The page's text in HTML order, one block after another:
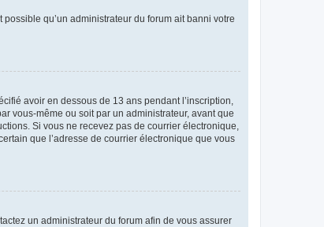
qu’un administrateur du forum ait banni votre
avoir en dessous de 13 ans pendant l’inscription,
vous-même ou soit par un administrateur, avant que
Si vous ne recevez pas de courrier électronique,
que l’adresse de courrier électronique que vous
un administrateur du forum afin de vous assurer